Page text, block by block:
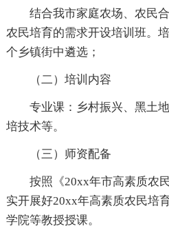
结合我市家庭农场、农民
农民培育的需求开设培训班。
个乡镇街中遴选；
（二）培训内容
专业课：乡村振兴、黑土
培技术等。
（三）师资配备
按照《20xx年市高素质农
实开展好20xx年高素质农民培
学院等教授授课。